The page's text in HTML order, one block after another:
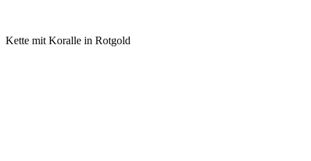
Kette mit Koralle in Rotgold